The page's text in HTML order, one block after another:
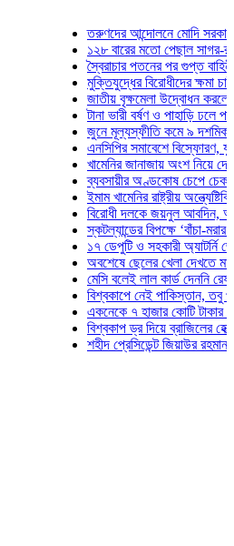
তরুণদের আন্দোলনে মোদি সরকার দুর্বল
১২৮ বারের মতো পেছাল সাগর-রুনি
স্বৈরাচার পতনের পর গুপ্ত বাহিনীর
মুক্তিযুদ্ধের বিরোধীদের ক্ষমা চাইতে
জাতীয় বৃক্ষমেলা উদ্বোধন করলেন
টানা ভারী বর্ষণ ও পাহাড়ি ঢলে
জুনে মূল্যস্ফীতি কমে ৯ দশমিক ১৬
এনসিপির সমাবেশে বিস্ফোরণ,
খামেনির জানাজায় অংশ নিয়ে দেশে
ব্যবসায়ীর অণ্ডকোষ চেপে চেক-
ইমাম খামেনির রাষ্ট্রীয়
বিরোধী দলকে জয়নুল আবদিন,
স্কটল্যান্ডের বিপক্ষে ‘বাঁচা-মরার
১৭ ডেপুটি ও সহকারী অ্যাটর্নি
অবশেষে ছেলের খেলা দেখতে মাঠে
মেসি বলেই লাল কার্ড দেননি রেফারি!
বিশ্বকাপে নেই পাকিস্তান, তবু
একনেকে ৭ হাজার কোটি টাকার ৫
বিশ্বকাপ ড্র দিয়ে ব্রাজিলের হেক্সা
শহীদ প্রেসিডেন্ট জিয়াউর রহমান